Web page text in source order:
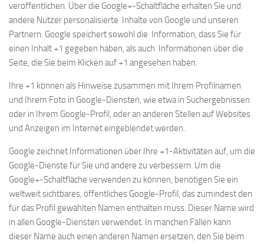
veröffentlichen. Über die Google+-Schaltfläche erhalten Sie und
andere Nutzer personalisierte Inhalte von Google und unseren
Partnern. Google speichert sowohl die Information, dass Sie für
einen Inhalt +1 gegeben haben, als auch Informationen über die
Seite, die Sie beim Klicken auf +1 angesehen haben.
Ihre +1 können als Hinweise zusammen mit Ihrem Profilnamen
und Ihrem Foto in Google-Diensten, wie etwa in Suchergebnissen
oder in Ihrem Google-Profil, oder an anderen Stellen auf Websites
und Anzeigen im Internet eingeblendet werden.
Google zeichnet Informationen über Ihre +1-Aktivitäten auf, um die
Google-Dienste für Sie und andere zu verbessern. Um die
Google+-Schaltfläche verwenden zu können, benötigen Sie ein
weltweit sichtbares, öffentliches Google-Profil, das zumindest den
für das Profil gewählten Namen enthalten muss. Dieser Name wird
in allen Google-Diensten verwendet. In manchen Fällen kann
dieser Name auch einen anderen Namen ersetzen, den Sie beim